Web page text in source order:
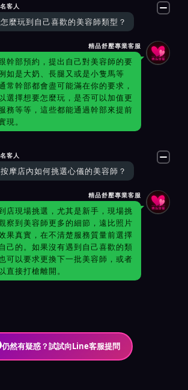
客人
怎麼玩到自己喜歡的美容師類型？
精品舒壓專業客服
幹部預約，提出自己對美容師的要
如是大奶、長腿又或是小隻馬等
常幹部都會盡可能滿在你的要求，
選擇想要怎麼玩，是否可以加值更
務等等，這些都能通過幹部來提前
現。
客人
按摩店內如何挑選心儀的美容師？
精品舒壓專業客服
店現場挑選，尤其是新手，現場挑
察到美容師更多的細節，遠比照片
果真實，在不清楚服務質量前選擇
己的。如果沒有遇到自己喜歡的類
可以要求更換下一批美容師，或者
直接打槍離開。
仍然有疑惑？試試向Line客服提問